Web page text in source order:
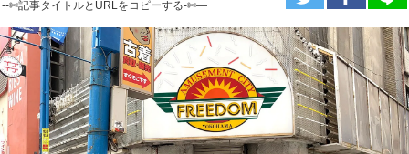
--✄記事タイトルとURLをコピーする-✄—